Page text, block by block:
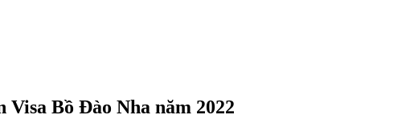
Bồ Đào Nha năm 2022